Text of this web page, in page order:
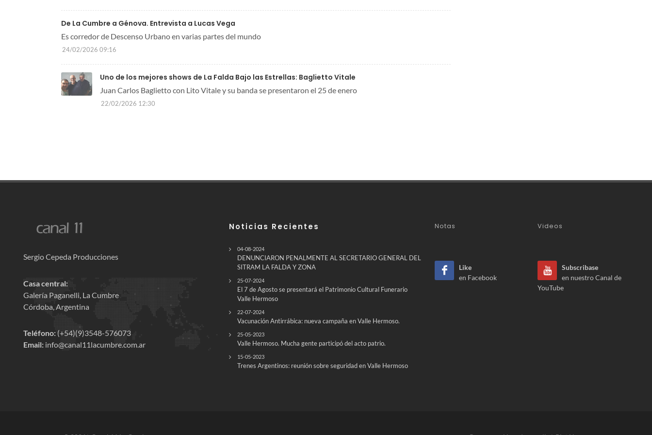
De La Cumbre a Génova. Entrevista a Lucas Vega
Es corredor de Descenso Urbano en varias partes del mundo
24/02/2026 09:16
Uno de los mejores shows de La Falda Bajo las Estrellas: Baglietto Vitale
Juan Carlos Baglietto con Lito Vitale y su banda se presentaron el 25 de enero
22/02/2026 12:30
Sergio Cepeda Producciones
Casa central:
Galería Paganelli, La Cumbre
Córdoba, Argentina
Teléfono: (+54)(9)3548-576073
Email: info@canal11lacumbre.com.ar
Noticias Recientes
04-08-2024
DENUNCIARON PENALMENTE AL SECRETARIO GENERAL DEL
SITRAM LA FALDA Y ZONA
25-07-2024
El 7 de Agosto se presentará el Patrimonio Cultural Funerario
Valle Hermoso
22-07-2024
Vacunación Antirrábica: nueva campaña en Valle Hermoso.
25-05-2023
Valle Hermoso. Mucha gente participó del acto patrio.
15-05-2023
Trenes Argentinos: reunión sobre seguridad en Valle Hermoso
Notas Videos
Like
en Facebook
Subscribase
en nuestro Canal de
YouTube